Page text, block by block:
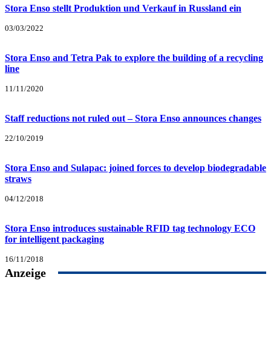
Stora Enso stellt Produktion und Verkauf in Russland ein
03/03/2022
Stora Enso and Tetra Pak to explore the building of a recycling
line
11/11/2020
Staff reductions not ruled out – Stora Enso announces changes
22/10/2019
Stora Enso and Sulapac: joined forces to develop biodegradable
straws
04/12/2018
Stora Enso introduces sustainable RFID tag technology ECO
for intelligent packaging
16/11/2018
Anzeige